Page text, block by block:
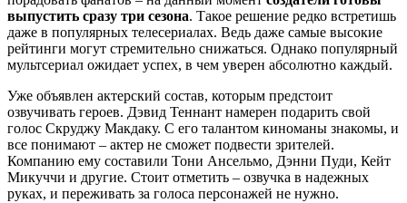
выпустить сразу три сезона. Такое решение редко встретишь
даже в популярных телесериалах. Ведь даже самые высокие
рейтинги могут стремительно снижаться. Однако популярный
мультсериал ожидает успех, в чем уверен абсолютно каждый.
Уже объявлен актерский состав, которым предстоит
озвучивать героев. Дэвид Теннант намерен подарить свой
голос Скруджу Макдаку. С его талантом киноманы знакомы, и
все понимают – актер не сможет подвести зрителей.
Компанию ему составили Тони Ансельмо, Дэнни Пуди, Кейт
Микуччи и другие. Стоит отметить – озвучка в надежных
руках, и переживать за голоса персонажей не нужно.